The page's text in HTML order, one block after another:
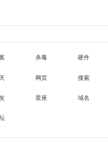
杀毒 硬件
网页 搜索
星座 域名